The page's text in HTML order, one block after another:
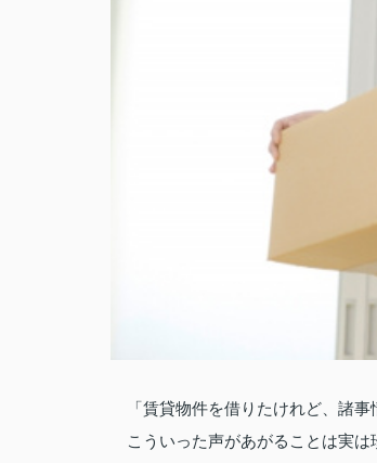
「賃貸物件を借りたけれど、諸
こういった声があがることは実は